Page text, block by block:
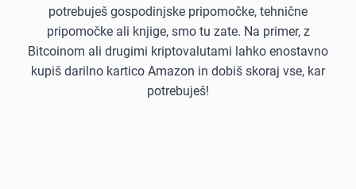
potrebuješ gospodinjske pripomočke, tehnične
pripomočke ali knjige, smo tu zate. Na primer, z
Bitcoinom ali drugimi kriptovalutami lahko enostavno
kupiš darilno kartico Amazon in dobiš skoraj vse, kar
potrebuješ!